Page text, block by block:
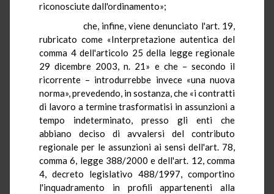
riconosciute dall'ordinamento»;
che, infine, viene denunciato l'art. 19,
rubricato come «Interpretazione autentica del
comma 4 dell'articolo 25 della legge regionale
29 dicembre 2003, n. 21» e che – secondo il
ricorrente – introdurrebbe invece «una nuova
norma», prevedendo, in sostanza, che «i contratti
di lavoro a termine trasformatisi in assunzioni a
tempo indeterminato, presso gli enti che
abbiano deciso di avvalersi del contributo
regionale per le assunzioni ai sensi dell'art. 78,
comma 6, legge 388/2000 e dell'art. 12, comma
4, decreto legislativo 488/1997, comportino
l'inquadramento in profili appartenenti alla